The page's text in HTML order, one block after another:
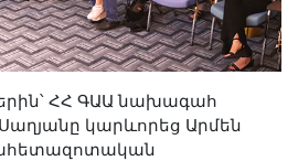
ՀՀ ԳԱԱ նախագահ
կարևորեց Արմեն